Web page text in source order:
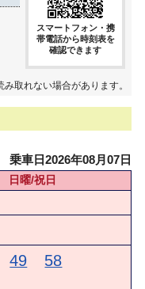
スマートフォン・携
帯電話から時刻表を
確認できます
取れない場合があります。
乗車日2026年08月07日
日曜/祝日
49 58